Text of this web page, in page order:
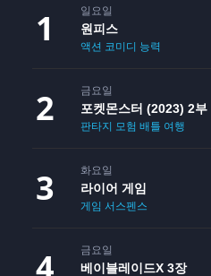
일요일
원피스
액션 코미디 능력
금요일
포켓몬스터 (2023) 2부
판타지 모험 배틀 여행
화요일
라이어 게임
게임 서스펜스
금요일
베이블레이드X 3장